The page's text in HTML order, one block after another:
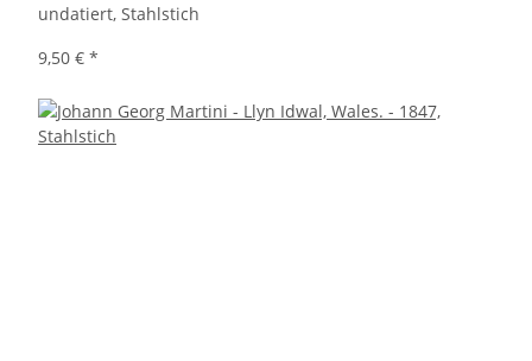
undatiert, Stahlstich
9,50 € *